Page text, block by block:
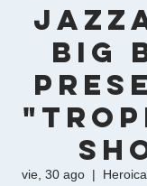
Big
vie, 30 ago
  |